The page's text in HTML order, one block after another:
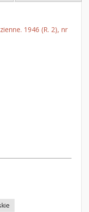
1946 (R. 2), nr